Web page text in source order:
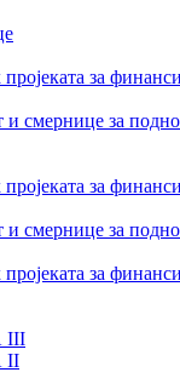
за
смернице за
за
смернице за
за
III
II